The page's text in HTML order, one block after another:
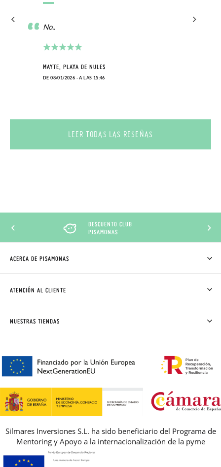
No..
MAYTE, PLAYA DE NULES
DE 08/01/2026 - A LAS 15:46
LEER TODAS LAS RESEÑAS
DESCUENTO CLUB
PISAMONAS
ACERCA DE PISAMONAS
CÓMO COMPRAR
AVISO LEGAL, PRIVACIDAD Y COOKIES
REBAJAS
ATENCIÓN AL CLIENTE
PREGUNTAS FRECUENTES
NUESTRAS TIENDAS
Silmares Inversiones S.L. ha sido beneficiario del Programa de
Mentoring y Apoyo a la internacionalización de la pyme